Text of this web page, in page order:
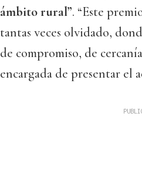
ámbito rural”. “Este
tantas veces olvidado,
de compromiso, de
encargada de presentar el